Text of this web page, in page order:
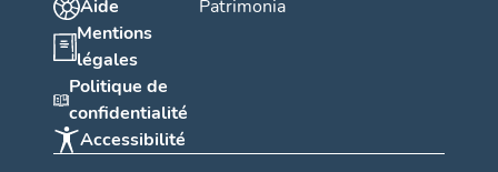
Aide
Mentions
légales
Politique de
confidentialité
Accessibilité
Patrimonia